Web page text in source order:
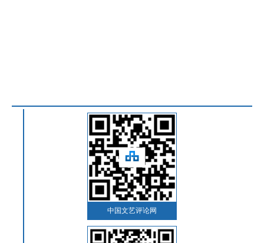
中国文艺评论网